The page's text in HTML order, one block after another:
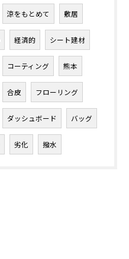
涼をもとめて 敷居
経済的 シート建材
コーティング 熊本
合皮 フローリング
ダッシュボード バッグ
劣化 撥水